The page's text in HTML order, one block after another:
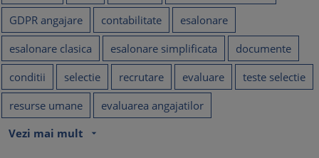
GDPR angajare
contabilitate
esalonare
esalonare clasica
esalonare simplificata
documente
conditii
selectie recrutare evaluare
teste selectie
resurse umane
evaluarea angajatilor
Vezi mai mult
arrow_drop_down